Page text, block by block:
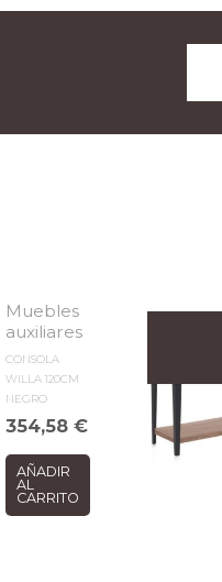
Muebles
auxiliares
CONSOLA
WILLA 120CM
NEGRO
354,58€
AÑADIR
AL
CARRITO